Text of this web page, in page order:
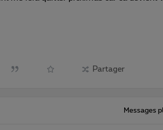
Partager
Messages